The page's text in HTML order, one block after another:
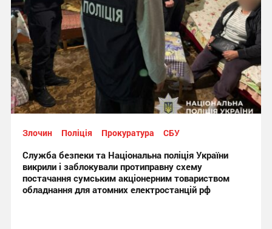
Злочин Поліція Прокуратура СБУ
Служба безпеки та Національна поліція України
викрили і заблокували протиправну схему
постачання сумським акціонерним товариством
обладнання для атомних електростанцій рф